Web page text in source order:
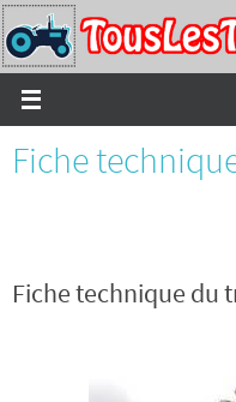
Passer
vers
le
contenu
Fiche
Fiche technique du